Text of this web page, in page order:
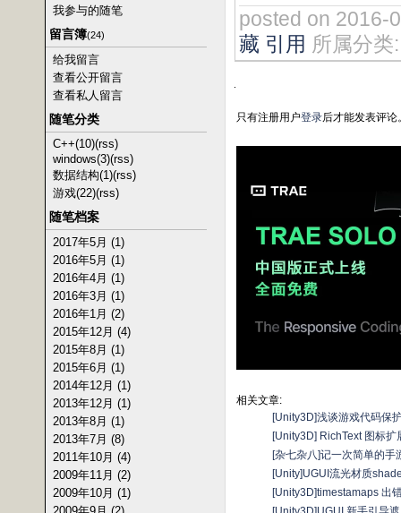
我参与的随笔
留言簿(24)
给我留言
查看公开留言
查看私人留言
随笔分类
C++(10)(rss)
windows(3)(rss)
数据结构(1)(rss)
游戏(22)(rss)
随笔档案
2017年5月 (1)
2016年5月 (1)
2016年4月 (1)
2016年3月 (1)
2016年1月 (2)
2015年12月 (4)
2015年8月 (1)
2015年6月 (1)
2014年12月 (1)
2013年12月 (1)
2013年8月 (1)
2013年7月 (8)
2011年10月 (4)
2009年11月 (2)
2009年10月 (1)
posted on 2016-
藏 引用 所属分
只有注册用户登录后才能发表评论
相关文章:
[Unity3D]浅谈游戏代码保
[Unity3D] RichText 图标扩
[杂七杂八]记一次简单的
[Unity]UGUI流光材质
[Unity3D]timestamaps 出